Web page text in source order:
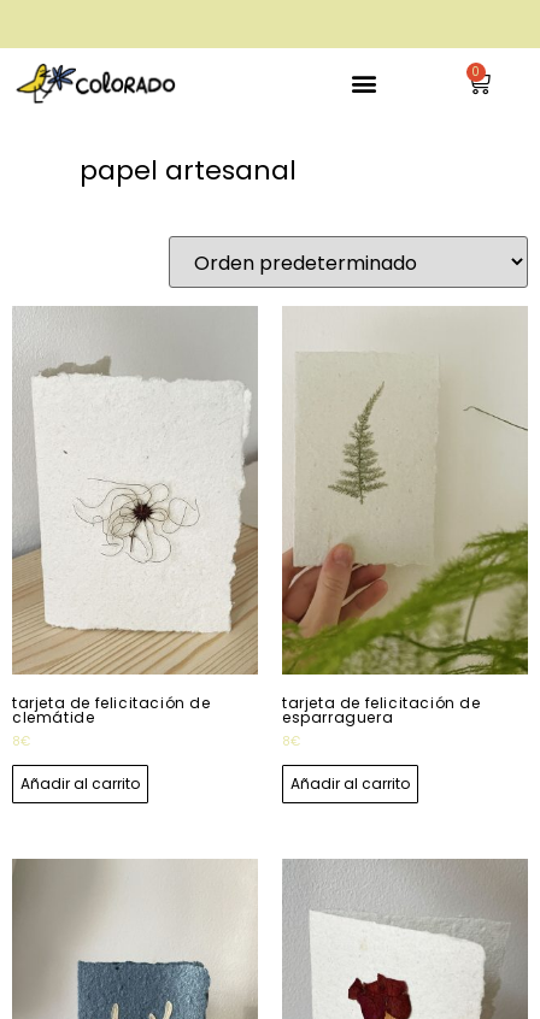
envío gratis a partir de 28€ 0
papel artesanal
tarjeta de felicitación de
clemátide
8€
Añadir al carrito
tarjeta de felicitación de
esparraguera
8€
Añadir al carrito